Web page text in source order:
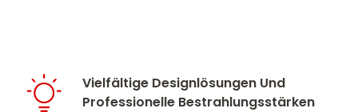
Vielfältige Designlösungen Und
Professionelle Bestrahlungsstärken